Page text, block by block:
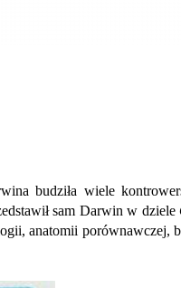
budziła wiele
sam Darwin w dziele
anatomii porównawczej,